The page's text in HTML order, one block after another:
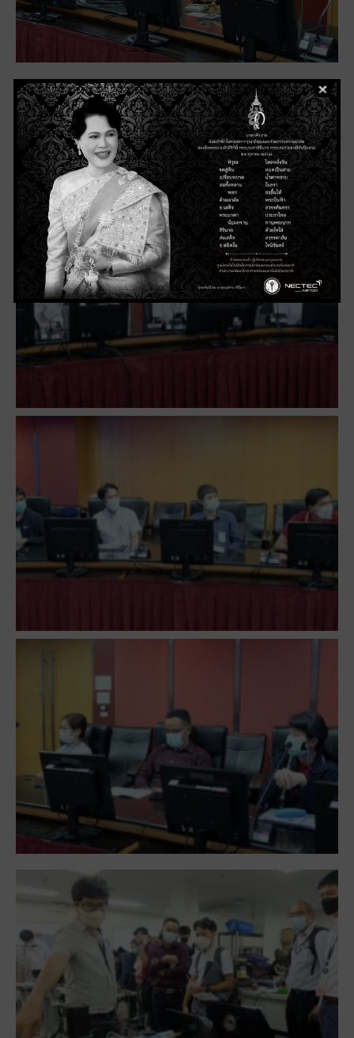
นำเสนองานวิจัย mcTEST แท่นทดสอบวัดคุณสมบัติมอเตอร์
รวมทั้งบริการทดสอบมอเตอร์ที่ SMC โดย ดร.บุรินทร์ เกิด
ทรัพย์ และ คุณปกาศิต สมศิริ ทีมวิจัยมอเตอร์และการแปลง
ผันกำลังงาน (MAP)